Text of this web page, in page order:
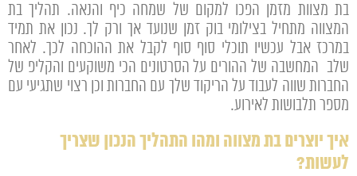
בת מצוות מזמן הפכו למקום של שמחה כיף והנאה. תהליך בת
המצווה מתחיל בצילומי בוק זמן שנועד אך ורק לך. נכון את תמיד
במרכז אבל עכשיו תוכלי סוף סוף לקבל את ההוכחה לכך. לאחר
שלב המחשבה של ההורים על הסרטונים הכי משוקעים והקליפ של
החברות שווה לעבוד על הריקוד שלך עם החברות וכן רצוי שתגיעי עם
מספר תלבושות לאירוע.
איך יוצרים בת מצווה ומהו התהליך הנכון שצריך
לעשות?